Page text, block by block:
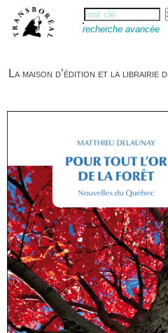
recherche avancée
La maison d’édition et la librairie